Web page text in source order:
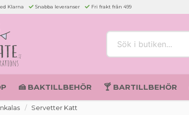
Klarna Snabba leveranser Fri frakt från 499
🍰 BAKTILLBEHÖR 🍸 BARTILLBEHÖR
Servetter Katt